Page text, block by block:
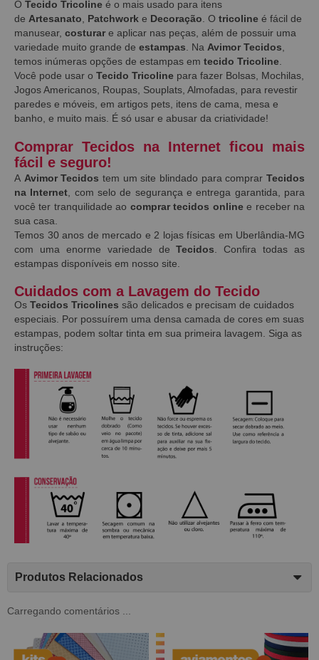
O Tecido Tricoline é o mais usado para itens
de Artesanato Patchwork e Decoração . O tricoline é fácil de
manusear, costurar e aplicar nas peças, além de possuir uma
variedade muito grande de estampas . Na Avimor Tecidos
temos inúmeras opções de estampas em tecido Tricoline
Você pode usar o Tecido Tricoline para fazer Bolsas, Mochilas,
Jogos Americanos, Roupas, Souplats, Almofadas, para revestir
paredes e móveis, em artigos pets, itens de cama, mesa e
banho, e muito mais. É só usar e abusar da criatividade!
Comprar Tecidos na Internet ficou mais
fácil e seguro!
A Avimor Tecidos tem um site blindado para comprarTecidos
na Internet , com selo de segurança e entrega garantida, para
você ter tranquilidade ao comprar tecidos onlinee receber na
sua casa.
Temos 30 anos de mercado e 2 lojas físicas em Uberlândia-MG
com uma enorme variedade deTecidos . Confira todas as
estampas disponíveis em nosso site.
Cuidados com a Lavagem do Tecido
Os Tecidos Tricolines são delicados e precisam de cuidados
especiais. Por possuírem uma densa camada de cores em suas
estampas, podem soltar tinta em sua primeira lavagem. Siga as
instruções:
Produtos Relacionados
Carregando comentários ...